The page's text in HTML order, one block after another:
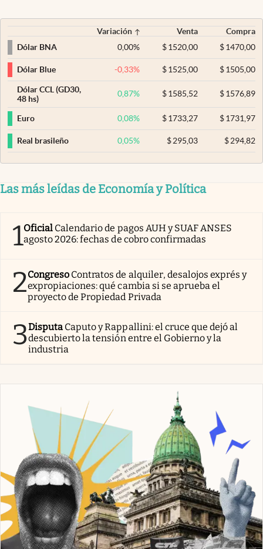
Variación Venta
Compra
Dólar BNA
0,00% $ 1520,00 $1470,00
Dólar Blue -0,33% $ 1525,00 $1505,00
Dólar CCL (GD30,
48 hs)
0,87% $ 1585,52 $1576,89
Euro 0,08% $ 1733,27 $1731,97
Real brasileño 0,05% $ 295,03 $294,82
Las más leídas de Economía y Política
1Oficial Calendario de pagos AUH y SUAF ANSES
agosto 2026: fechas de cobro confirmadas
2Congreso Contratos de alquiler, desalojos exprés y
expropiaciones: qué cambia si se aprueba el
proyecto de Propiedad Privada
3Disputa Caputo y Rappallini: el cruce que dejó al
descubierto la tensión entre el Gobierno y la
industria